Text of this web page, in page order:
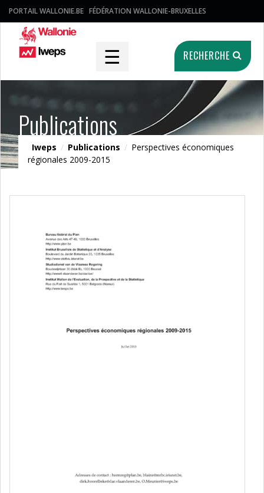
PORTAIL WALLONIE.BE FÉDÉRATION WALLONIE-BRUXELLES
☰ RECHERCHE
Publications
Iweps / Publications / Perspectives économiques
régionales 2009-2015